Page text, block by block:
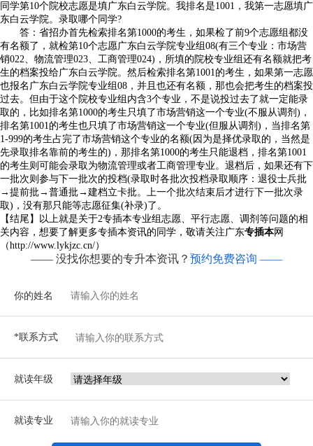
同学第10个院校志愿是填广东白云学院。我排名是1001，我第一志愿填广
东白云学院。录取哪个同学?
答：省招办首先检索排名第1000的考生，如果检了前9个志愿组都没
有名额了，就检第10个志愿广东白云学院专业组08(有三个专业：市场营
销022、物流管理023、工商管理024)，所填的院校专业组还有名额就把考
生的档案投给广东白云学院。然后检索排名第1001的考生，如果第一志愿
也报名广东白云学院专业组08，并且也还有名额，那也会把考生的档案投
过去。但由于这个院校专业组内含3个专业，不是说投过去了就一定能录
取的，比如排名第1000的考生只填了市场营销这一个专业(不服从调剂)，
排名第1001的考生也只填了市场营销这一个专业(但服从调剂)，当排名第
1-999的考生占完了市场营销这个专业的名额(因为是择优录取的，当然是
先录取排名靠前的考生的)，那排名第1000的考生只能退档，排名第1001
的考生则可能会录取为物流管理或者工商管理专业。退档后，如果还有下
一批次则参与下一批次的投档(录取时各批次投档录取顺序：退役士兵批
→提前批→普通批→建档立卡批。上一个批次结束后才进行下一批次录
取)，没有那只能等志愿征集(补录)了。
【结尾】以上就是关于2专插本专业组志愿、平行志愿、调剂等问题的相
关内容，想要了解更多专插本资讯的同学，敬请关注广东专插本网
（http://www.lykjzc.cn/）
—— 没找你想要的专升本资讯？ 预约免费咨询 ——
你的姓名
*联系方式
就读年级
就读专业